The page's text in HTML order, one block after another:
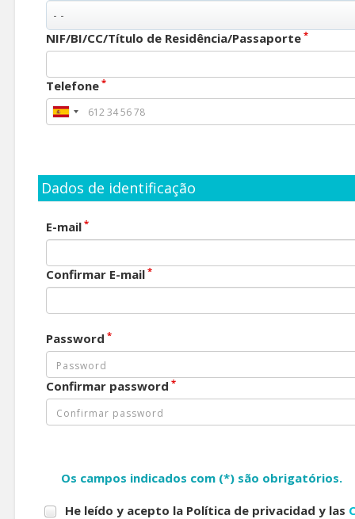
NIF/BI/CC/Título de Residência/Passaporte *
Telefone *
Dados de identificação
E-mail *
Confirmar E-mail *
Password *
Confirmar password *
Os campos indicados com (*) são obrigatórios.
He leído y acepto la Política de privacidad y las